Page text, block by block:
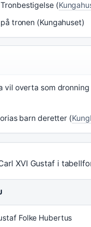
(
tronen (Kungahuset)
vil overta som
barn deretter (
XVI Gustaf i
Folke Hubertus